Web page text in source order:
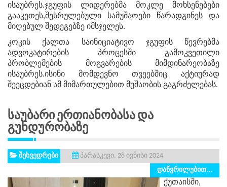
ისაუბრეს.ჯგუფის ლიდერებმა მოკლე მოხსენებები
გააკეთეს,შესრულებული სამუშაოები წარადგინეს და
მიღებულ შედეგებზე იმსჯელეს.
კოკის ქალთა საინიციატივო ჯგუფის წევრებმა
ადვოკატირების პროცესში გამოკვეთილი
პრობლემების მოგვარების მიმდინარეობაზე
ისაუბრეს.ისინი მომდევნო თვეებშიც აქტიურად
შეეცდებიან ამ მიმართულებით მუშაობის გაგრძელებას.
Საუბარი Ერთიანობასა Და
Გუნდურობაზე
შეხვედრები
პარასკევი, 28 ივნისი 2024
დაწვრილებით...
ქუთაისში,